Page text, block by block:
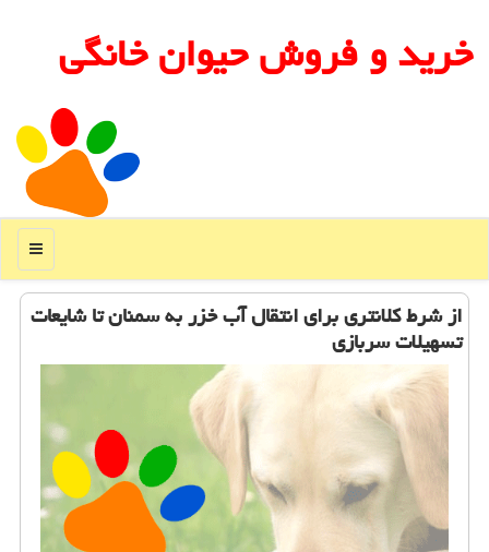
خرید و فروش حیوان خانگی
منو
از شرط كلانتری برای انتقال آب خزر به سمنان تا شایعات
تسهیلات سربازی